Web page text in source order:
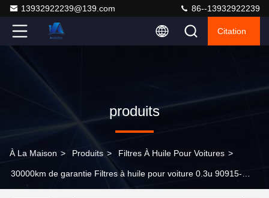
13932922239@139.com 86--13932922239
Citation
produits
À La Maison > Produits > Filtres À Huile Pour Voitures >
30000km de garantie Filtres à huile pour voiture 0.3u 90915-